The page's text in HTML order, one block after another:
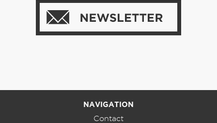
NAVIGATION
Contact